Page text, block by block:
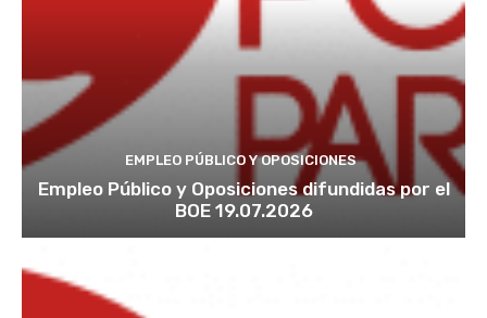
EMPLEO PÚBLICO Y OPOSICIONES
Empleo Público y Oposiciones difundidas por el
BOE 19.07.2026